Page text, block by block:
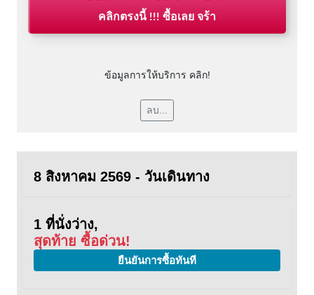
คลิกตรงนี้ !!! ซื้อเลย จร้า
ข้อมูลการให้บริการ คลิก!
ลบ...
8 สิงหาคม 2569 - วันเดินทาง
1 ที่นั่งว่าง,
สุดท้าย ซื้อด่วน!
ยืนยันการซื้อทันที